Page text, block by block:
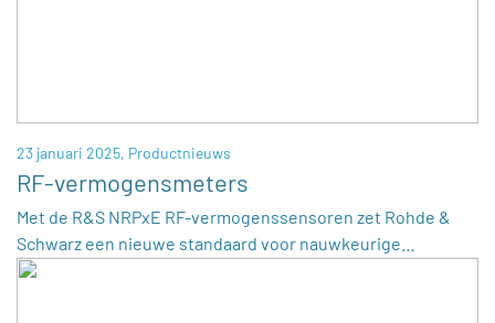
23 januari 2025, Productnieuws
RF-vermogensmeters
Met de R&S NRPxE RF-vermogenssensoren zet Rohde &
Schwarz een nieuwe standaard voor nauwkeurige…